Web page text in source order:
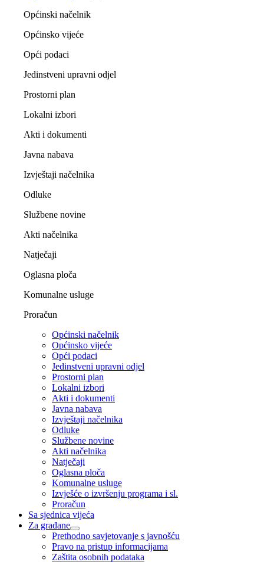
Općinski načelnik
Općinsko vijeće
Opći podaci
Jedinstveni upravni odjel
Prostorni plan
Lokalni izbori
Akti i dokumenti
Javna nabava
Izvještaji načelnika
Odluke
Službene novine
Akti načelnika
Natječaji
Oglasna ploča
Komunalne usluge
Proračun
Općinski načelnik
Općinsko vijeće
Opći podaci
Jedinstveni upravni odjel
Prostorni plan
Lokalni izbori
Akti i dokumenti
Javna nabava
Izvještaji načelnika
Odluke
Službene novine
Akti načelnika
Natječaji
Oglasna ploča
Komunalne usluge
Izvješće o izvršenju programa i sl.
Proračun
Sa sjednica vijeća
Za građane
Prethodno savjetovanje s javnošću
Pravo na pristup informacijama
Zaštita osobnih podataka